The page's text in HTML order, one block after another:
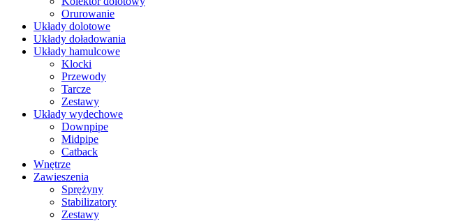
Orurowanie
Układy dolotowe
Układy doładowania
Układy hamulcowe
Klocki
Przewody
Tarcze
Zestawy
Układy wydechowe
Downpipe
Midpipe
Catback
Wnętrze
Zawieszenia
Sprężyny
Stabilizatory
Zestawy